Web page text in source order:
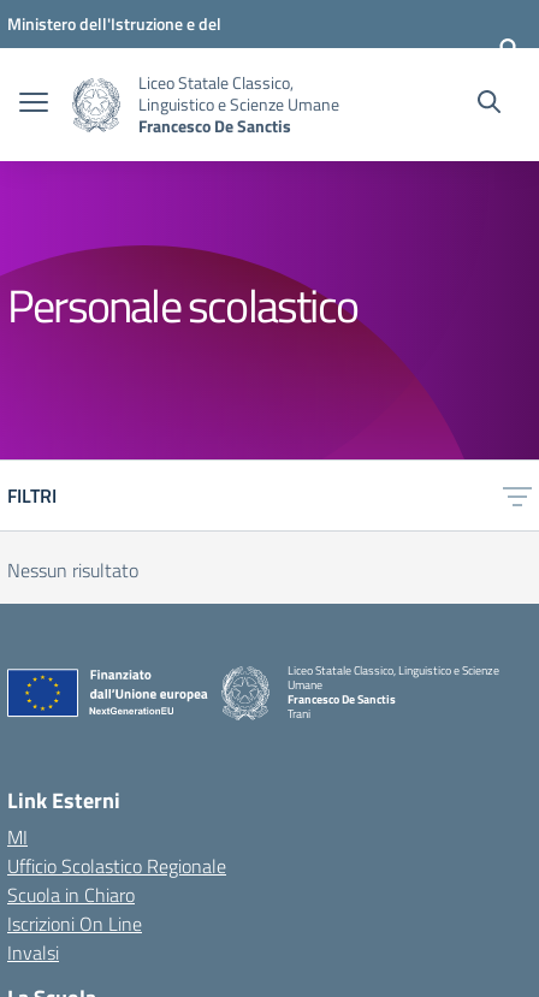
Vai ai contenuti
Vai al menu di navigazione
Vai al footer
Ministero dell'Istruzione e del
Liceo Statale Classico,
Linguistico e Scienze Umane
Francesco De Sanctis
Personale scolastico
FILTRI
Nessun risultato
Liceo Statale Classico, Linguistico e Scienze
Umane
Francesco De Sanctis
Trani
Link Esterni
MI
Ufficio Scolastico Regionale
Scuola in Chiaro
Iscrizioni On Line
Invalsi